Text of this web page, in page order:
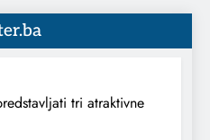
tri atraktivne